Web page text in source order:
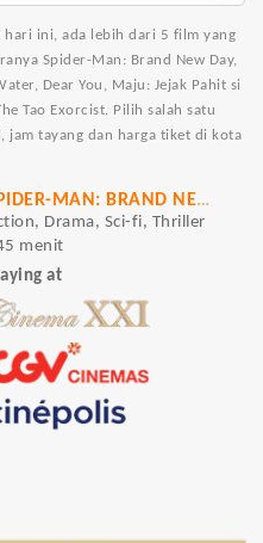
hari ini, ada lebih dari 5 film yang
Spider-Man: Brand New Day,
Dear You, Maju: Jejak Pahit si
Tao Exorcist. Pilih salah satu
jam tayang dan harga tiket di kota
SPIDER-MAN: BRAND NEW DAY
Drama, Sci-fi, Thriller
menit
at